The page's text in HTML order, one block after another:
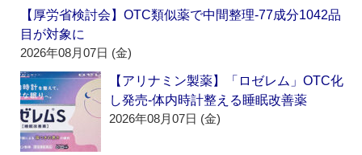
【厚労省検討会】OTC類似薬で中間整理‐77成分1042品
目が対象に
2026年08月07日 (金)
【アリナミン製薬】「ロゼレム」OTC化
し発売‐体内時計整える睡眠改善薬
2026年08月07日 (金)